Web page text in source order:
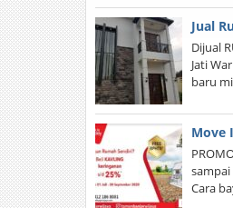
Jual
Dijual
Jati
baru
Move
sampai
Cara